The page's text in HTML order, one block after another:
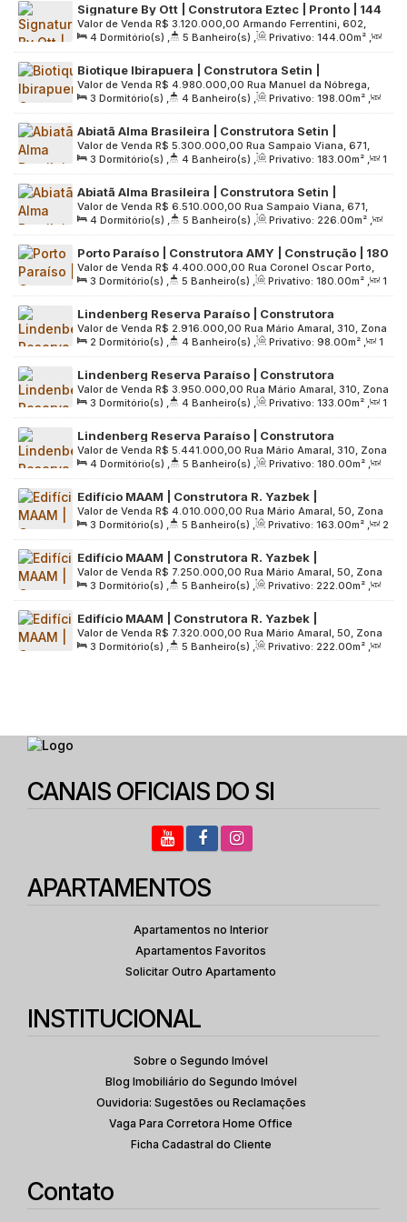
Terreno: 3266.00m²
Signature By Ott | Construtora Eztec | Pronto | 144
metros | 04 dormitórios | 02 suítes | varanda
gourmet | 03 vagas
R$ 3.120.000,00
Valor de Venda
Armando Ferrentini, 602,
Zona Sul, 04103-030, Paraíso, São Paulo, São Paulo, Brasil
4 Dormitório(s) , 5 Banheiro(s) , Privativo: 144.00m² ,
2 Sala(s) , 2 Suíte(s) , 3 Vaga(s) , Útil: 144.00m² ,
Terreno: 3266.00m²
Biotique Ibirapuera | Construtora Setin |
Construção | 198 metros | 03 suítes | 03 vagas
R$ 4.980.000,00
Valor de Venda
Rua Manuel da Nóbrega,
778, Zona Sul, 04001-002, Paraíso, São Paulo, São Paulo,
Brasil
3 Dormitório(s) , 4 Banheiro(s) , Privativo: 198.00m² ,
2 Sala(s) , 3 Suíte(s) , 3 Vaga(s) , Útil: 198.00m² ,
Terreno: 2575 .00m²
Abiatã Alma Brasileira | Construtora Setin |
Construção | 183 metros | 03 suítes | depósito |
hall privativo | 03 vagas
R$ 5.300.000,00
Valor de Venda
Rua Sampaio Viana, 671,
Zona Sul, 04004-002, Paraíso, São Paulo, São Paulo, Brasil
3 Dormitório(s) , 4 Banheiro(s) , Privativo: 183.00m² ,
1
Sala(s) , 3 Suíte(s) , 3 Vaga(s) , Útil: 183.00m² ,
Terreno: 2613.00m²
Abiatã Alma Brasileira | Construtora Setin |
Construção | 226 metros | 04 dormitórios | 02
suítes | depósito | hall privativo | 03 vagas
R$ 6.510.000,00
Valor de Venda
Rua Sampaio Viana, 671,
Zona Sul, 04004-002, Paraíso, São Paulo, São Paulo, Brasil
4 Dormitório(s) , 5 Banheiro(s) , Privativo: 226.00m² ,
1 Sala(s) , 2 Suíte(s) , 3 Vaga(s) , Útil: 226.00m² ,
Terreno: 2613.00 m²
Porto Paraíso | Construtora AMY | Construção | 180
metros | 03 suítes | hall privativo | 03 vagas
R$ 4.400.000,00
Valor de Venda
Rua Coronel Oscar Porto,
629, Zona Sul, 04003-002, Paraíso, São Paulo, São Paulo,
Brasil
3 Dormitório(s) , 5 Banheiro(s) , Privativo: 180.00m² ,
1
Sala(s) , 3 Suíte(s) , 3 Vaga(s) , Útil: 180.00m² ,
Terreno: 1326.00m²
Lindenberg Reserva Paraíso | Construtora
Lindenberg | Construção | 98 metros | 02 suítes |
varanda gourmet | 02 vagas
R$ 2.916.000,00
Valor de Venda
Rua Mário Amaral, 310, Zona
Sul, 04002-021, Paraíso, São Paulo, São Paulo, Brasil
2 Dormitório(s) , 4 Banheiro(s) , Privativo: 98.00m² ,
1
Sala(s) , 2 Suíte(s) , 2 Vaga(s) , Útil: 98.00m² ,
Terreno: 1782.00m²
Lindenberg Reserva Paraíso | Construtora
Lindenberg | Construção | 133 metros | 03 suítes |
varanda gourmet | 02 vagas
R$ 3.950.000,00
Valor de Venda
Rua Mário Amaral, 310, Zona
Sul, 04002-021, Paraíso, São Paulo, São Paulo, Brasil
3 Dormitório(s) , 4 Banheiro(s) , Privativo: 133.00m² ,
1
Sala(s) , 3 Suíte(s) , 2 Vaga(s) , Útil: 133.00m² ,
Terreno: 1782.00m²
Lindenberg Reserva Paraíso | Construtora
Lindenberg | Construção | 180 metros | 04
dormitórios | 02 suítes | varanda gourmet | 03
R$ 5.441.000,00
Valor de Venda
Rua Mário Amaral, 310, Zona
Sul, 04002-021, Paraíso, São Paulo, São Paulo, Brasil
4 Dormitório(s) , 5 Banheiro(s) , Privativo: 180.00m² ,
2 Sala(s) , 2 Suíte(s) , 3 Vaga(s) , Útil: 180.00m² ,
Terreno: 1782.00 m²
Edifício MAAM | Construtora R. Yazbek |
Construção | 163 metros | 03 suítes | hall privativo
| 02 vagas
R$ 4.010.000,00
Valor de Venda
Rua Mário Amaral, 50, Zona
Sul, 04002-020, Paraíso, São Paulo, São Paulo, Brasil
3 Dormitório(s) , 5 Banheiro(s) , Privativo: 163.00m² ,
2
Sala(s) , 3 Suíte(s) , 2 Vaga(s) , Útil: 163.00m² ,
Terreno: 3750.00 m²
Edifício MAAM | Construtora R. Yazbek |
Construção | 222 metros | 03 suítes | hall privativo
| 03 vagas
R$ 7.250.000,00
Valor de Venda
Rua Mário Amaral, 50, Zona
Sul, 04002-020, Paraíso, São Paulo, São Paulo, Brasil
3 Dormitório(s) , 5 Banheiro(s) , Privativo: 222.00m² ,
2 Sala(s) , 3 Suíte(s) , 3 Vaga(s) , Útil: 222.00m² ,
Terreno: 3750.00 m²
Edifício MAAM | Construtora R. Yazbek |
Construção | 230 metros | 03 suítes | hall privativo
| 03 vagas
R$ 7.320.000,00
Valor de Venda
Rua Mário Amaral, 50, Zona
Sul, 04002-020, Paraíso, São Paulo, São Paulo, Brasil
3 Dormitório(s) , 5 Banheiro(s) , Privativo: 222.00m² ,
CANAIS OFICIAIS DO SI
APARTAMENTOS
Apartamentos no Interior
Apartamentos Favoritos
Solicitar Outro Apartamento
INSTITUCIONAL
Sobre o Segundo Imóvel
Blog Imobiliário do Segundo Imóvel
Ouvidoria: Sugestões ou Reclamações
Vaga Para Corretora Home Office
Ficha Cadastral do Cliente
Contato